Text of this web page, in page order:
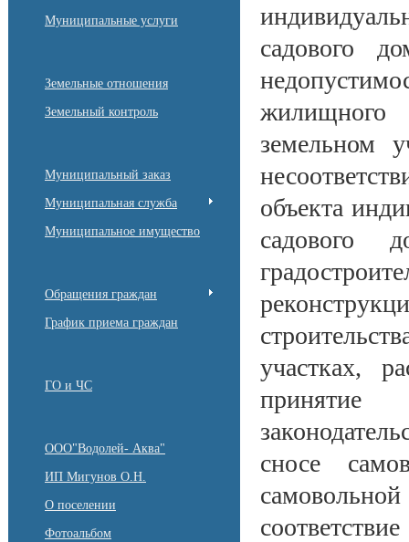
Муниципальные услуги
Земельные отношения
Земельный контроль
Муниципальный заказ
Муниципальная служба
Муниципальное имущество
Обращения граждан
График приема граждан
ГО и ЧС
ООО"Водолей- Аква"
ИП Мигунов О.Н.
О поселении
Фотоальбом
садового
жилищного
земельном
объекта
садового
участках,
сносе